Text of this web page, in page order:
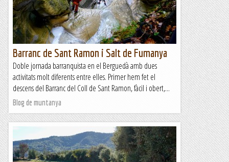
Barranc de Sant Ramon i Salt de Fumanya
Doble jornada barranquista en el Berguedà amb dues
activitats molt diferents entre elles. Primer hem fet el
descens del Barranc del Coll de Sant Ramon, fàcil i obert,...
Blog de muntanya